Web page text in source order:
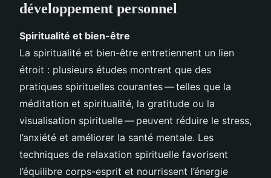
développement personnel
Spiritualité et bien-être
La spiritualité et bien-être entretiennent un lien
étroit : plusieurs études montrent que des
pratiques spirituelles courantes — telles que la
méditation et spiritualité, la gratitude ou la
visualisation spirituelle — peuvent réduire le stress,
l’anxiété et améliorer la santé mentale. Les
techniques de relaxation spirituelle favorisent
l’équilibre corps-esprit et nourrissent l’énergie